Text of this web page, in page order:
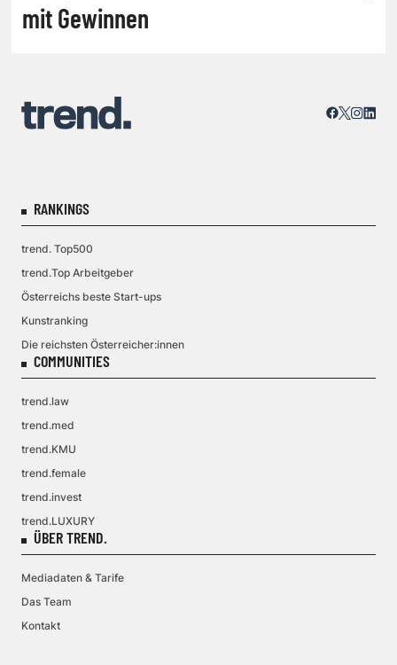
mit Gewinnen
RANKINGS
trend. Top500
trend.Top Arbeitgeber
Österreichs beste Start-ups
Kunstranking
Die reichsten Österreicher:innen
COMMUNITIES
trend.law
trend.med
trend.KMU
trend.female
trend.invest
trend.LUXURY
ÜBER TREND.
Mediadaten & Tarife
Das Team
Kontakt